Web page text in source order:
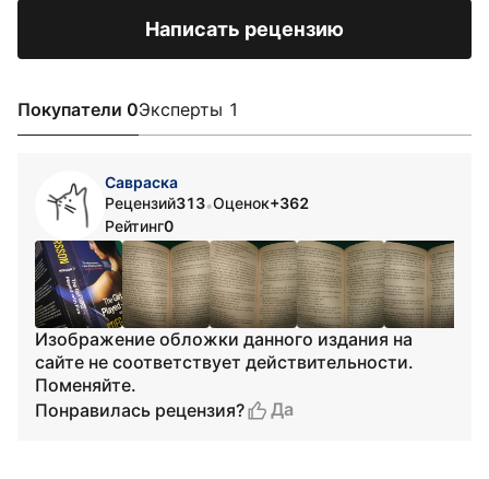
Написать рецензию
Покупатели 0Эксперты 1
Савраска
Рецензий313•Оценок+362
Рейтинг0
Изображение обложки данного издания на
сайте не соответствует действительности.
Поменяйте.
Понравилась рецензия?
Да